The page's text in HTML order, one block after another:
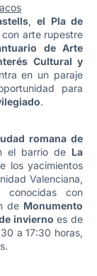
,el Pla de
arte rupestre
de Arte
Cultural y
en un paraje
para
.
romana de
el barrio de La
los yacimientos
Valenciana,
conocidas con
de Monumento
invierno es de
a 17:30 horas,